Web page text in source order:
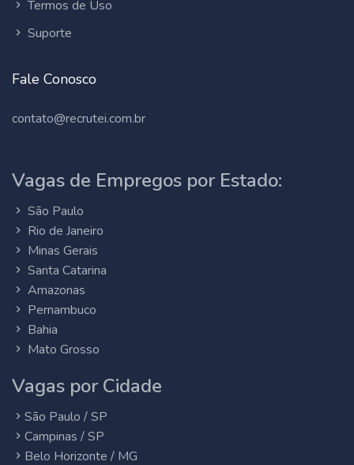
Termos de Uso
Suporte
Fale Conosco
contato@recrutei.com.br
Vagas de Empregos por Estado:
São Paulo
Rio de Janeiro
Minas Gerais
Santa Catarina
Amazonas
Pernambuco
Bahia
Mato Grosso
Vagas por Cidade
São Paulo / SP
Campinas / SP
Belo Horizonte / MG